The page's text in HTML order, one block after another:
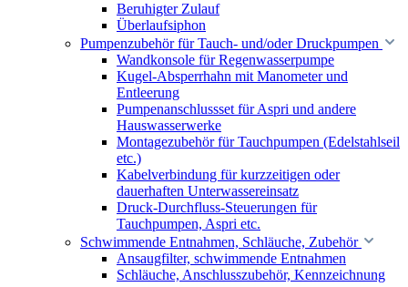
Beruhigter Zulauf
Überlaufsiphon
Pumpenzubehör für Tauch- und/oder Druckpumpen
Wandkonsole für Regenwasserpumpe
Kugel-Absperrhahn mit Manometer und
Entleerung
Pumpenanschlussset für Aspri und andere
Hauswasserwerke
Montagezubehör für Tauchpumpen (Edelstahlseil
etc.)
Kabelverbindung für kurzzeitigen oder
dauerhaften Unterwassereinsatz
Druck-Durchfluss-Steuerungen für
Tauchpumpen, Aspri etc.
Schwimmende Entnahmen, Schläuche, Zubehör
Ansaugfilter, schwimmende Entnahmen
Schläuche, Anschlusszubehör, Kennzeichnung